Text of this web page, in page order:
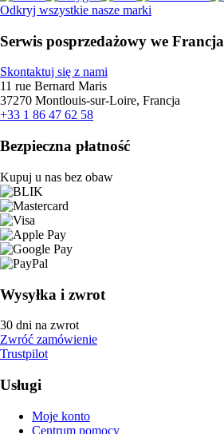
Odkryj wszystkie nasze marki
Serwis posprzedażowy we Francja
Skontaktuj się z nami
11 rue Bernard Maris
37270 Montlouis-sur-Loire, Francja
+33 1 86 47 62 58
Bezpieczna płatność
Kupuj u nas bez obaw
Wysyłka i zwrot
30 dni na zwrot
Zwróć zamówienie
Trustpilot
Usługi
Moje konto
Centrum pomocy